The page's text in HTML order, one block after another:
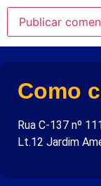
Como
Rua C-137 nº
Lt.12 Jardim